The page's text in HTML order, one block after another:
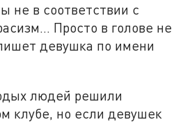
не в соответствии с
Просто в голове не
девушка по имени
людей решили
клубе, но если девушек